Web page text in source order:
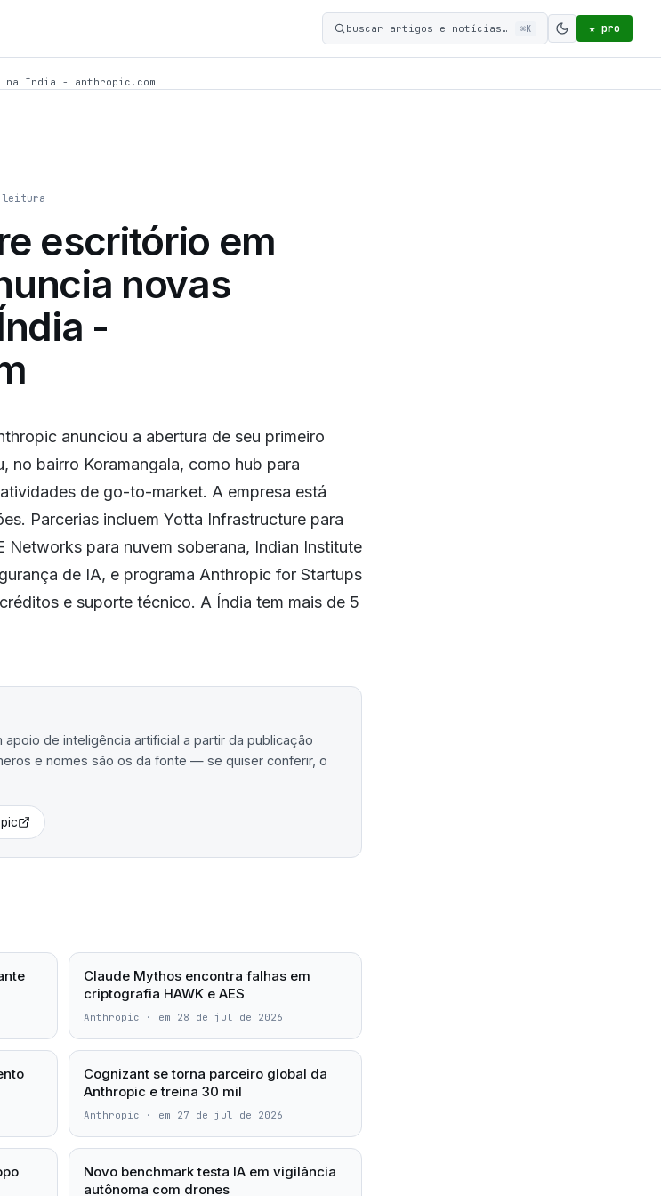
buscar artigos e notícias… ⌘K
Ativar modo
★ pro
na Índia - anthropic.com
leitura
escritório em
novas
-
anunciou a abertura de seu primeiro
no bairro Koramangala, como hub para
de go-to-market. A empresa está
Parcerias incluem Yotta Infrastructure para
Networks para nuvem soberana, Indian Institute
de IA, e programa Anthropic for Startups
e suporte técnico. A Índia tem mais de 5
de inteligência artificial a partir da publicação
e nomes são os da fonte — se quiser conferir, o
Claude Mythos encontra falhas em
criptografia HAWK e AES
Anthropic · em 28 de jul de 2026
Cognizant se torna parceiro global da
Anthropic e treina 30 mil
Anthropic · em 27 de jul de 2026
Novo benchmark testa IA em vigilância
autônoma com drones